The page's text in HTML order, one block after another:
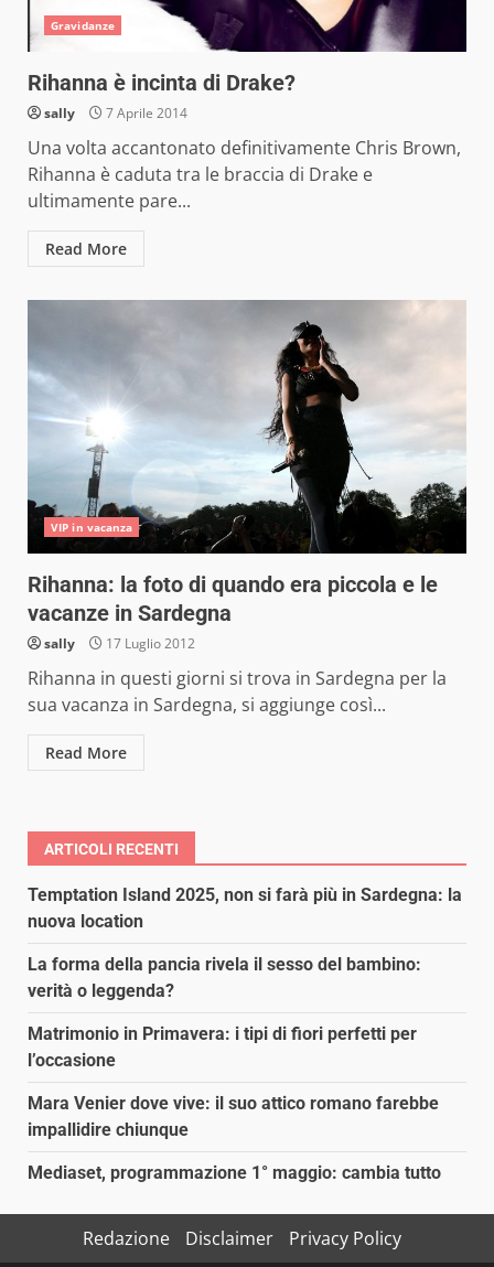
Gravidanze
Rihanna è incinta di Drake?
sally 7 Aprile 2014
Una volta accantonato definitivamente Chris Brown,
Rihanna è caduta tra le braccia di Drake e
ultimamente pare...
Read More
VIP in vacanza
Rihanna: la foto di quando era piccola e le
vacanze in Sardegna
sally 17 Luglio 2012
Rihanna in questi giorni si trova in Sardegna per la
sua vacanza in Sardegna, si aggiunge così...
Read More
ARTICOLI RECENTI
Temptation Island 2025, non si farà più in Sardegna: la
nuova location
La forma della pancia rivela il sesso del bambino:
verità o leggenda?
Matrimonio in Primavera: i tipi di fiori perfetti per
l’occasione
Mara Venier dove vive: il suo attico romano farebbe
impallidire chiunque
Mediaset, programmazione 1° maggio: cambia tutto
Redazione Disclaimer Privacy Policy